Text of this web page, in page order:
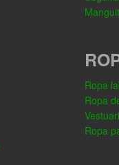
Ropa
Ropa
Ropa